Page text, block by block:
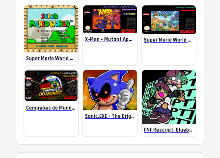
Super Mario World SA-1 Online
X-Men – Mutant Apocalypse Rebalanced Online Super Mario World Mix Online
Campeões do Mundo (ISS) Online
Sonic.EXE – The Original Game Online
FNF Rescript: Blueballed